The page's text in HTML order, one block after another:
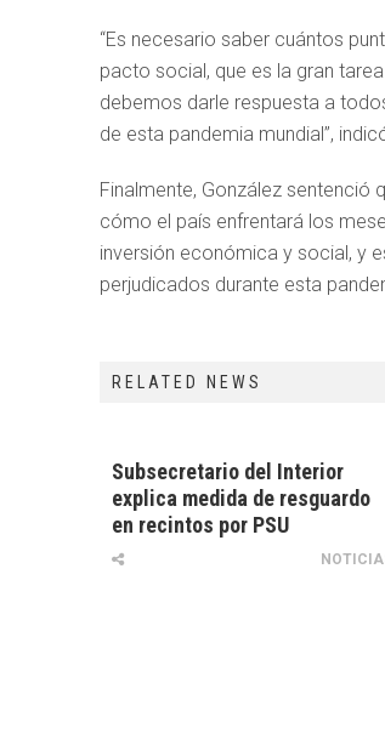
“Es necesario saber cuántos
pacto social, que es la gran
debemos darle respuesta a
de esta pandemia mundial”,
Finalmente, González sentenció
cómo el país enfrentará los
inversión económica y social, y
perjudicados durante esta
RELATED NEWS
Subsecretario del Interior
explica medida de resguardo
en recintos por PSU